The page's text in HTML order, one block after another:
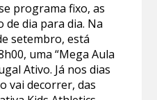
programa fixo, as
de dia para dia. Na
setembro, está
uma “Mega Aula
Ativo. Já nos dias
vai decorrer, das